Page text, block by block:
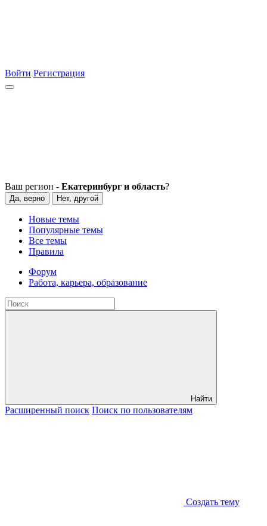
Войти Регистрация
Ваш регион - Екатеринбург и область?
Да, верно Нет, другой
Новые темы
Популярные темы
Все темы
Правила
Форум
Работа, карьера, образование
Найти
Расширенный поиск Поиск по пользователям
Создать тему